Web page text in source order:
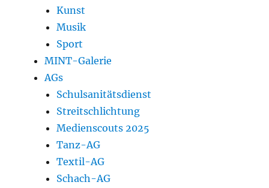
Kunst
Musik
Sport
MINT-Galerie
AGs
Schulsanitätsdienst
Streitschlichtung
Medienscouts 2025
Tanz-AG
Textil-AG
Schach-AG